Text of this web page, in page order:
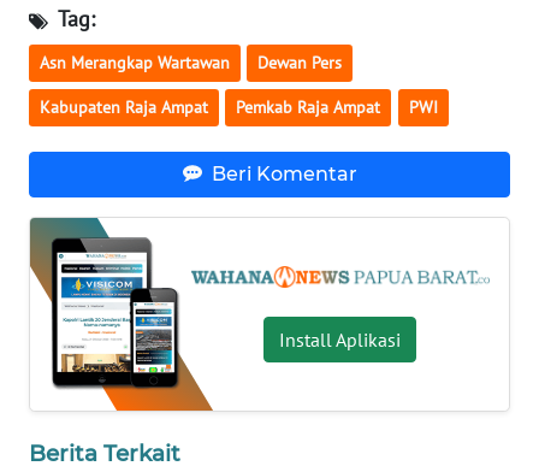
Tag:
Asn Merangkap Wartawan Dewan Pers
Kabupaten Raja Ampat Pemkab Raja Ampat PWI
Beri Komentar
Install Aplikasi
Berita Terkait
WN
JOGJA
WN
WN
BALI
WN
KALBAR
KALTENG